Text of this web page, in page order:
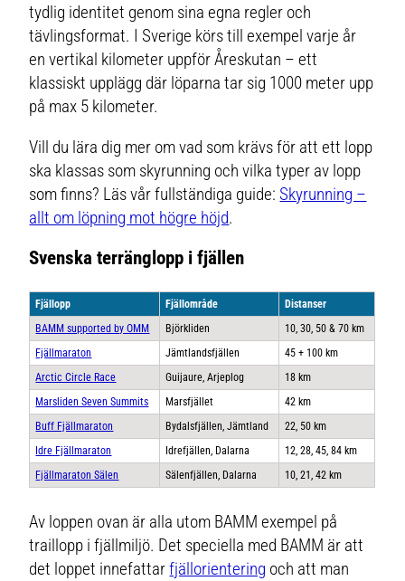
tydlig identitet genom sina egna regler och
tävlingsformat. I Sverige körs till exempel varje år
en vertikal kilometer uppför Åreskutan – ett
klassiskt upplägg där löparna tar sig 1000 meter upp
på max 5 kilometer.
Vill du lära dig mer om vad som krävs för att ett lopp
ska klassas som skyrunning och vilka typer av lopp
som finns? Läs vår fullständiga guide:Skyrunning –
allt om löpning mot högre höjd.
Svenska terränglopp i fjällen
Fjällopp Fjällområde
Distanser
BAMM supported by OMM
Björkliden
10, 30, 50 & 70 km
Fjällmaraton
Jämtlandsfjällen
45 + 100 km
Arctic Circle Race
Guijaure, Arjeplog
18 km
Marsliden Seven Summits
Marsfjället
42 km
Buff Fjällmaraton
Bydalsfjällen, Jämtland
22, 50 km
Idre Fjällmaraton
Idrefjällen, Dalarna
12, 28, 45, 84 km
Fjällmaraton Sälen
Sälenfjällen, Dalarna 10, 21, 42 km
Av loppen ovan är alla utom BAMM exempel på
traillopp i fjällmiljö. Det speciella med BAMM är att
det loppet innefattarfjällorientering och att man